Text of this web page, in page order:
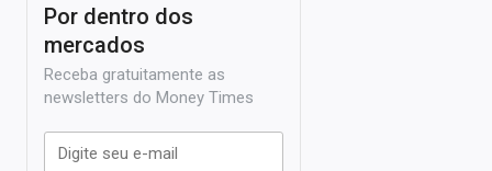
Por dentro dos
mercados
Receba gratuitamente as
newsletters do Money Times